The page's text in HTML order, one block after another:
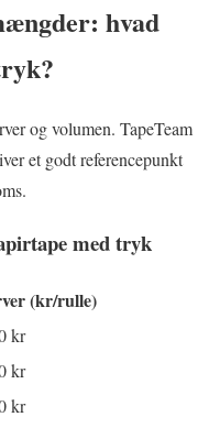
hvad
og volumen. TapeTeam
et godt referencepunkt
med tryk
(kr/rulle)
kr
kr
kr